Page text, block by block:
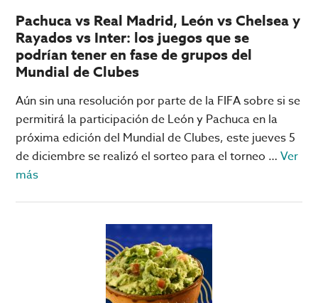
a
Octavos
Pachuca vs Real Madrid, León vs Chelsea y
Rayados vs Inter: los juegos que se
podrían tener en fase de grupos del
Mundial de Clubes
Aún sin una resolución por parte de la FIFA sobre si se
permitirá la participación de León y Pachuca en la
próxima edición del Mundial de Clubes, este jueves 5
de diciembre se realizó el sorteo para el torneo …Ver
másacerca